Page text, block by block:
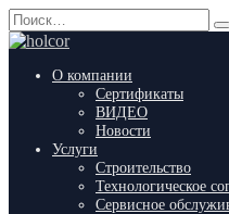
Перейти
к
Search
for:
О компании
Сертификаты
ВИДЕО
Новости
Услуги
Строительство
Технологическое
Сервисное